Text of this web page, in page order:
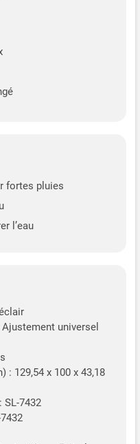
fortes pluies
l’eau
universel
: 129,54 x 100 x 43,18
SL-7432